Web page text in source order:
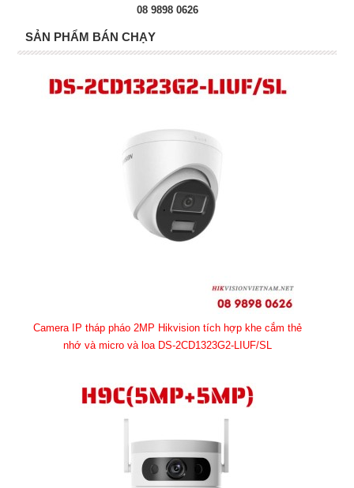
08 9898 0626
SẢN PHẨM BÁN CHẠY
Camera IP tháp pháo 2MP Hikvision tích hợp khe cắm thẻ
nhớ và micro và loa DS-2CD1323G2-LIUF/SL